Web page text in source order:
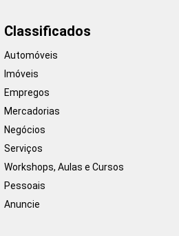
Classificados
Automóveis
Imóveis
Empregos
Mercadorias
Negócios
Serviços
Workshops, Aulas e Cursos
Pessoais
Anuncie